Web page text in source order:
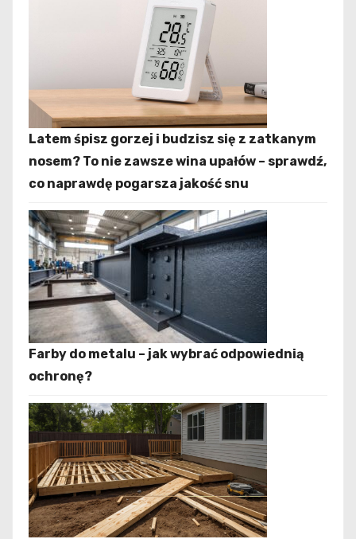
Latem śpisz gorzej i budzisz się z zatkanym
nosem? To nie zawsze wina upałów – sprawdź,
co naprawdę pogarsza jakość snu
Farby do metalu – jak wybrać odpowiednią
ochronę?